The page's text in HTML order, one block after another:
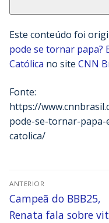
Este conteúdo foi
pode se tornar papa?
Católica no site CNN
Fonte:
https://
pode-se-tornar-papa-
catolica/
ANTERIOR
Campeã do BBB25,
Renata fala sobre